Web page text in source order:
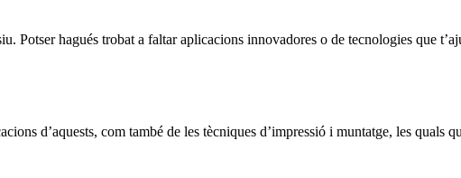
Potser hagués trobat a faltar aplicacions innovadores o de tecnologies que
d’aquests, com també de les tècniques d’impressió i muntatge, les quals